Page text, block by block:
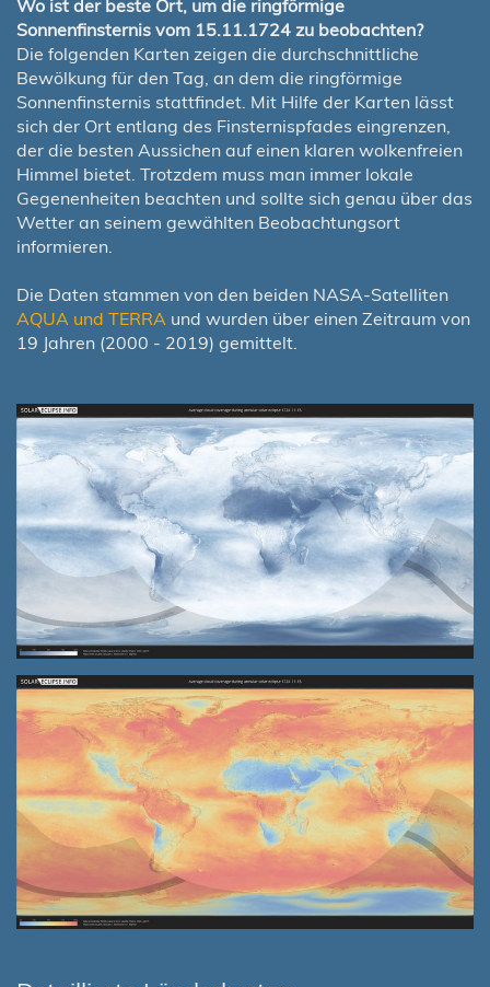
Wo ist der beste Ort, um die ringförmige
Sonnenfinsternis vom 15.11.1724 zu beobachten?
Die folgenden Karten zeigen die durchschnittliche
Bewölkung für den Tag, an dem die ringförmige
Sonnenfinsternis stattfindet. Mit Hilfe der Karten lässt
sich der Ort entlang des Finsternispfades eingrenzen,
der die besten Aussichen auf einen klaren wolkenfreien
Himmel bietet. Trotzdem muss man immer lokale
Gegenenheiten beachten und sollte sich genau über das
Wetter an seinem gewählten Beobachtungsort
informieren.
Die Daten stammen von den beiden NASA-Satelliten
AQUA und TERRA und wurden über einen Zeitraum von
19 Jahren (2000 - 2019) gemittelt.